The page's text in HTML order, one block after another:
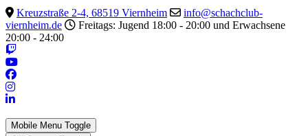
Kreuzstraße 2-4, 68519 Viernheim
info@schachclub-
viernheim.de
Freitags: Jugend 18:00 - 20:00 und Erwachsene
20:00 - 24:00
Mobile Menu Toggle